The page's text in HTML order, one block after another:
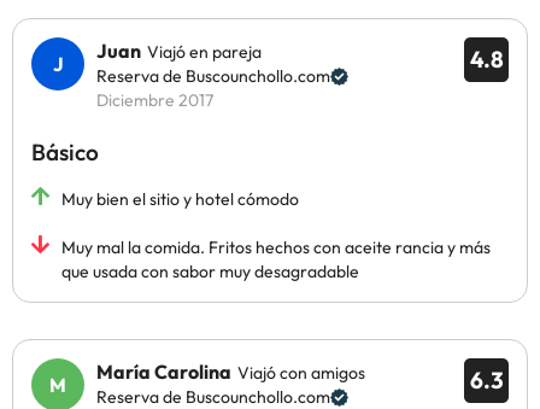
4.8
Juan Viajó en pareja
Reserva de Buscounchollo.com
Diciembre 2017
Básico
Muy bien el sitio y hotel cómodo
Muy mal la comida. Fritos hechos con aceite rancia y más
que usada con sabor muy desagradable
6.3
María Carolina Viajó con amigos
Reserva de Buscounchollo.com